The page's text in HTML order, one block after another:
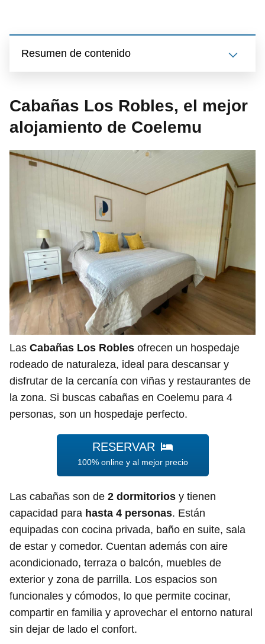
Resumen de contenido
Cabañas Los Robles, el mejor
alojamiento de Coelemu
Las Cabañas Los Robles ofrecen un hospedaje
rodeado de naturaleza, ideal para descansar y
disfrutar de la cercanía con viñas y restaurantes de
la zona. Si buscas cabañas en Coelemu para 4
personas, son un hospedaje perfecto.
RESERVAR
100% online y al mejor precio
Las cabañas son de 2 dormitorios y tienen
capacidad para hasta 4 personas. Están
equipadas con cocina privada, baño en suite, sala
de estar y comedor. Cuentan además con aire
acondicionado, terraza o balcón, muebles de
exterior y zona de parrilla. Los espacios son
funcionales y cómodos, lo que permite cocinar,
compartir en familia y aprovechar el entorno natural
sin dejar de lado el confort.